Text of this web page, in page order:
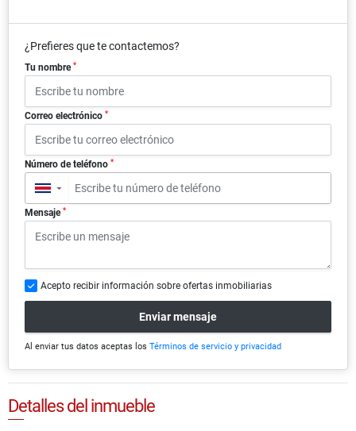
¿Prefieres que te contactemos?
Tu nombre *
Correo electrónico *
Número de teléfono *
▼
Mensaje *
Acepto recibir información sobre ofertas inmobiliarias
Enviar mensaje
Al enviar tus datos aceptas los Términos de servicio y privacidad
Detalles del inmueble